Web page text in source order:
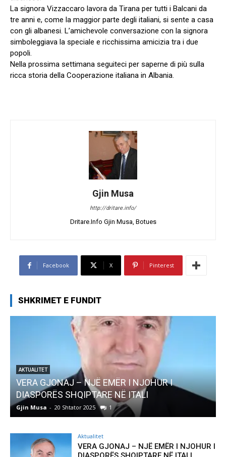
La signora Vizzaccaro lavora da Tirana per tutti i Balcani da
tre anni e, come la maggior parte degli italiani, si sente a casa
con gli albanesi. L’amichevole conversazione con la signora
simboleggiava la speciale e ricchissima amicizia tra i due
popoli.
Nella prossima settimana seguiteci per saperne di più sulla
ricca storia della Cooperazione italiana in Albania.
Gjin Musa
http://dritare.info/
Dritare.Info Gjin Musa, Botues
Facebook X Pinterest
SHKRIMET E FUNDIT
AKTUALITET
VERA GJONAJ – NJË EMËR I NJOHUR I
DIASPORËS SHQIPTARE NË ITALI
Gjin Musa - 20 Shtator 2025 1
Aktualitet
VERA GJONAJ – NJË EMËR I NJOHUR I